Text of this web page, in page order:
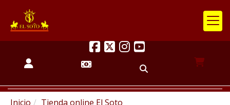
Inicio
Tienda online El Soto